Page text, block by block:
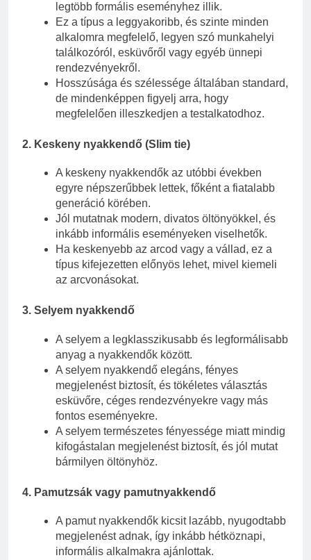
legtöbb formális eseményhez illik.
Ez a típus a leggyakoribb, és szinte minden
alkalomra megfelelő, legyen szó munkahelyi
találkozóról, esküvőről vagy egyéb ünnepi
rendezvényekről.
Hosszúsága és szélessége általában standard,
de mindenképpen figyelj arra, hogy
megfelelően illeszkedjen a testalkatodhoz.
2. Keskeny nyakkendő (Slim tie)
A keskeny nyakkendők az utóbbi években
egyre népszerűbbek lettek, főként a fiatalabb
generáció körében.
Jól mutatnak modern, divatos öltönyökkel, és
inkább informális eseményeken viselhetők.
Ha keskenyebb az arcod vagy a vállad, ez a
típus kifejezetten előnyös lehet, mivel kiemeli
az arcvonásokat.
3. Selyem nyakkendő
A selyem a legklasszikusabb és legformálisabb
anyag a nyakkendők között.
A selyem nyakkendő elegáns, fényes
megjelenést biztosít, és tökéletes választás
esküvőre, céges rendezvényekre vagy más
fontos eseményekre.
A selyem természetes fényessége miatt mindig
kifogástalan megjelenést biztosít, és jól mutat
bármilyen öltönyhöz.
4. Pamutzsák vagy pamutnyakkendő
A pamut nyakkendők kicsit lazább, nyugodtabb
megjelenést adnak, így inkább hétköznapi,
informális alkalmakra ajánlottak.